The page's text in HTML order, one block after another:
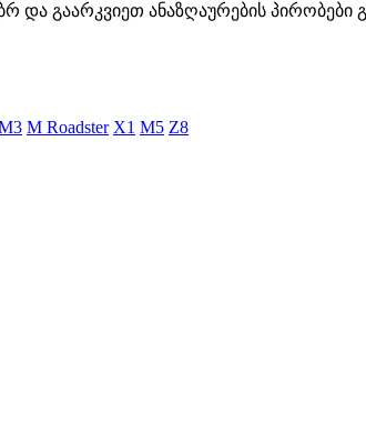
გაარკვიეთ ანაზღაურების
M Roadster X1 M5 Z8